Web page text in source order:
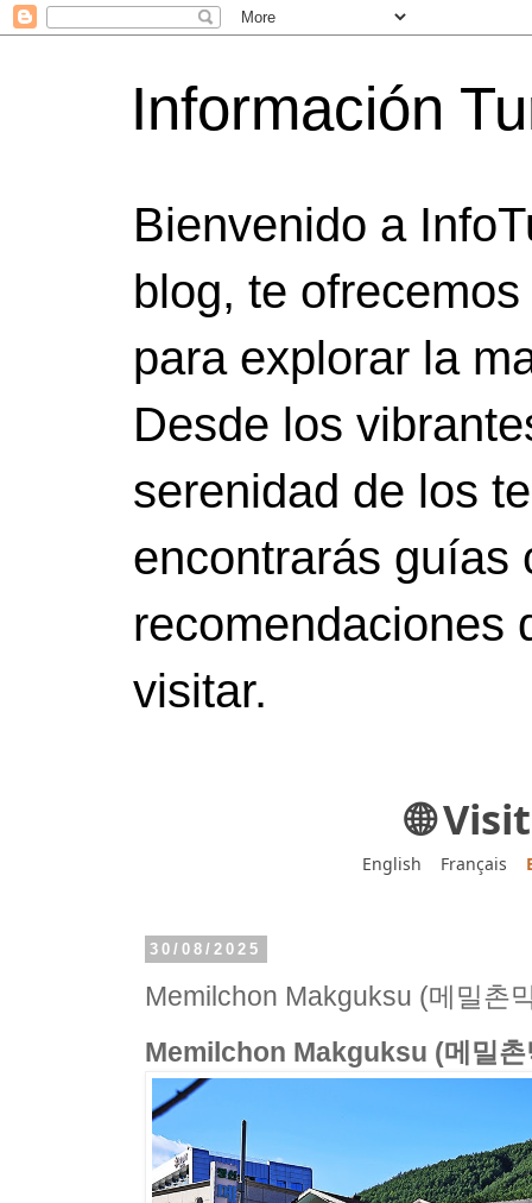
Información
Bienvenido a
blog, te
para explorar la
Desde los
serenidad de los
encontrarás guías
recomendaciones
visitar.
🌐
English Français
30/08/2025
Memilchon Makguksu (메밀촌
Memilchon Makguksu (메밀촌